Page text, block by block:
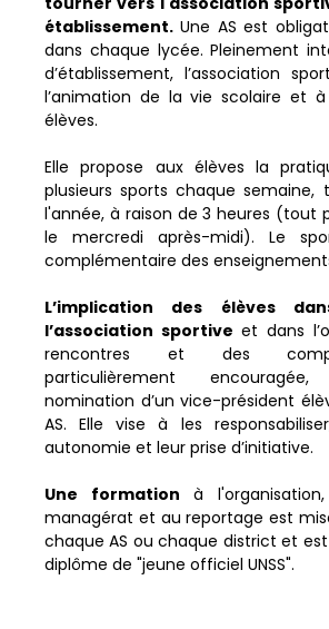
établissement. Une AS est
dans chaque lycée. Pleinement
d’établissement, l’association
l’animation de la vie scolaire et
élèves.
Elle propose aux élèves la
plusieurs sports chaque
l'année, à raison de 3 heures (tout
le mercredi après-midi). Le
complémentaire des enseignements
L’implication des élèves
l’association sportive et dans
rencontres et des
particulièrement
nomination d’un vice-président
AS. Elle vise à les
autonomie et leur prise d’initiative.
Une formation à
managérat et au reportage est
chaque AS ou chaque district et
diplôme de "jeune officiel UNSS".